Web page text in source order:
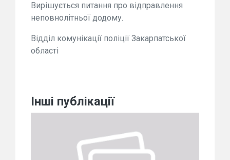
Вирішується питання про відправлення
неповнолітньої додому.
Відділ комунікації поліції Закарпатської
області
Інші публікації